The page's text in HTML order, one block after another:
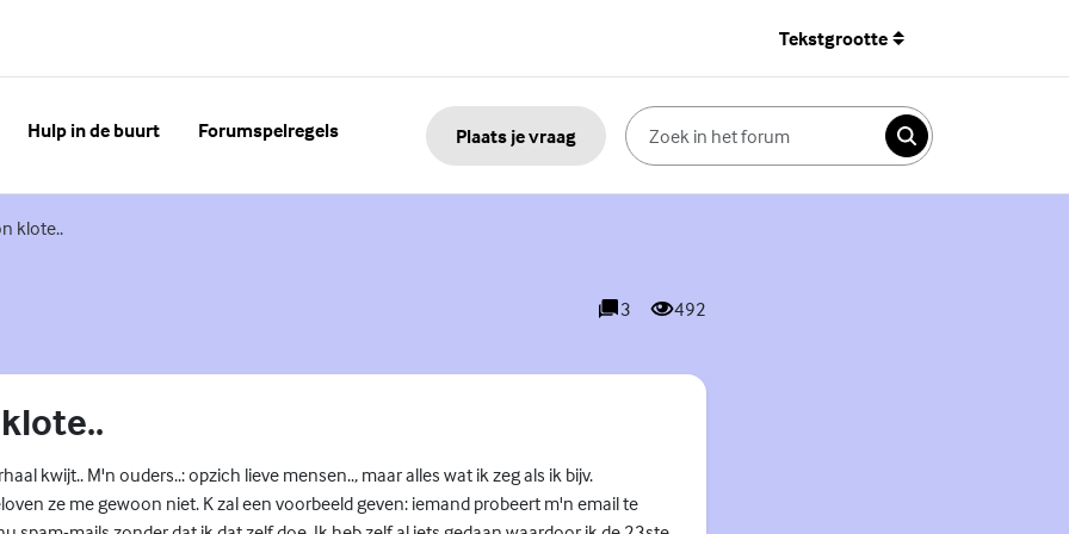
Tekstgrootte
Hulp in de buurt Forumspelregels Plaats je vraag
Zoeken
klote..
3
reacties
492
weergaves
kwijt.. M'n ouders..: opzich lieve mensen.., maar alles wat ik zeg als ik bijv.
ze me gewoon niet. K zal een voorbeeld geven: iemand probeert m'n email te